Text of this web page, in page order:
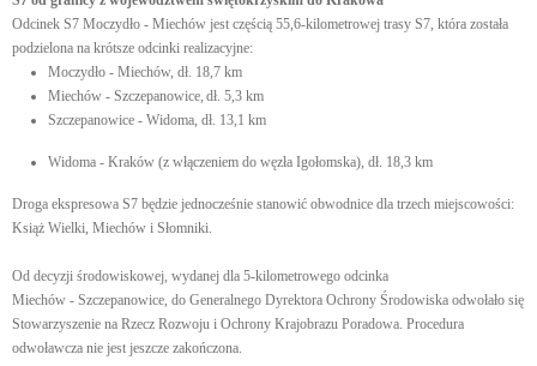
Odcinek S7 Moczydło - Miechów jest częścią 55,6-kilometrowej trasy S7, która została
podzielona na krótsze odcinki realizacyjne:
Moczydło - Miechów, dł. 18,7 km
Miechów - Szczepanowice, dł. 5,3 km
Szczepanowice - Widoma, dł. 13,1 km
Widoma - Kraków (z włączeniem do węzła Igołomska), dł. 18,3 km
Droga ekspresowa S7 będzie jednocześnie stanowić obwodnice dla trzech miejscowości:
Książ Wielki, Miechów i Słomniki.
Od decyzji środowiskowej, wydanej dla 5-kilometrowego odcinka
Miechów - Szczepanowice, do Generalnego Dyrektora Ochrony Środowiska odwołało się
Stowarzyszenie na Rzecz Rozwoju i Ochrony Krajobrazu Poradowa. Procedura
odwoławcza nie jest jeszcze zakończona.